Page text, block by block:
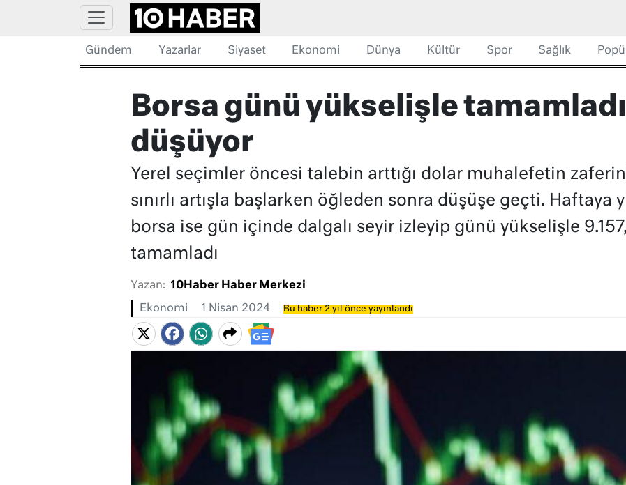
Gündem Yazarlar Siyaset Ekonomi Dünya Kültür Spor Sağlık
Borsa günü yükselişle
düşüyor
Yerel seçimler öncesi talebin arttığı dolar muhalefetin
sınırlı artışla başlarken öğleden sonra düşüşe geçti. Haftaya
borsa ise gün içinde dalgalı seyir izleyip günü yükselişle
tamamladı
Yazan: 10Haber Haber Merkezi
Ekonomi 1 Nisan 2024 Bu haber 2 yıl önce yayınlandı